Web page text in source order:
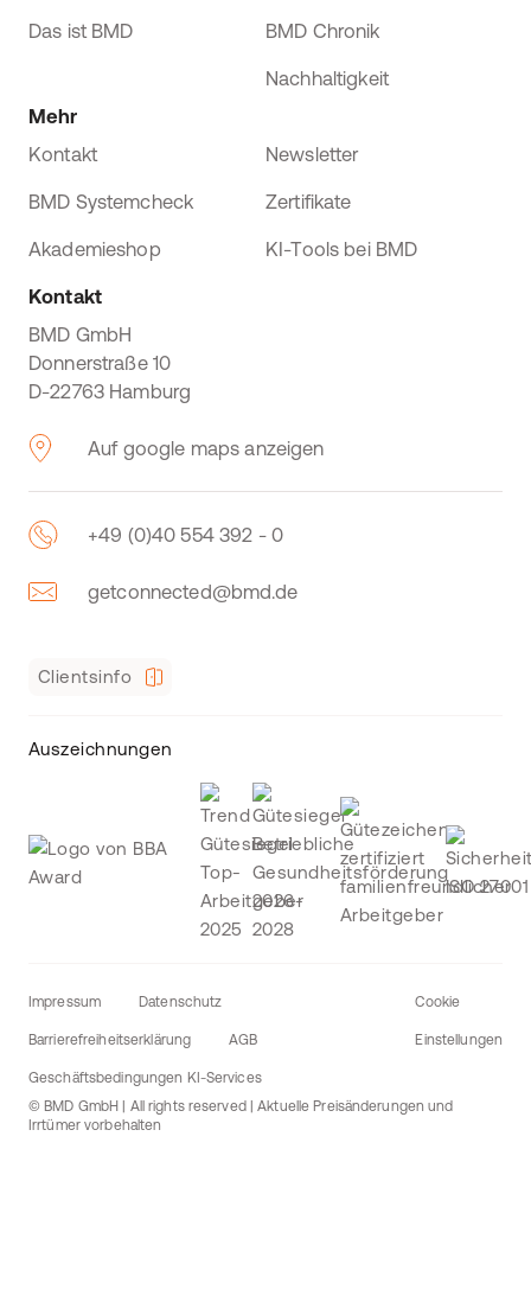
Das ist BMD BMD Chronik
Nachhaltigkeit
Mehr
Kontakt
Newsletter
BMD Systemcheck Zertifikate
Akademieshop KI-Tools bei BMD
Kontakt
BMD GmbH
Donnerstraße 10
D-22763 Hamburg
Auf google maps anzeigen
+49 (0)40 554 392 - 0
getconnected@bmd.de
Clientsinfo
Auszeichnungen
Impressum Datenschutz
Barrierefreiheitserklärung AGB
Geschäftsbedingungen KI-Services
Cookie
Einstellungen
© BMD GmbH | All rights reserved | Aktuelle Preisänderungen und
Irrtümer vorbehalten